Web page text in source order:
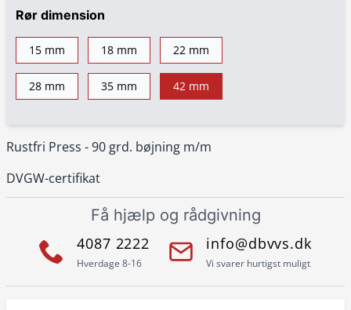
Rustfri Press - 90 grd. bøjning m/m
DVGW-certifikat
Rør dimension
15 mm 18 mm 22 mm
28 mm 35 mm 42 mm
Få hjælp og rådgivning
4087 2222
Hverdage 8-16
info@dbvvs.dk
Vi svarer hurtigst muligt